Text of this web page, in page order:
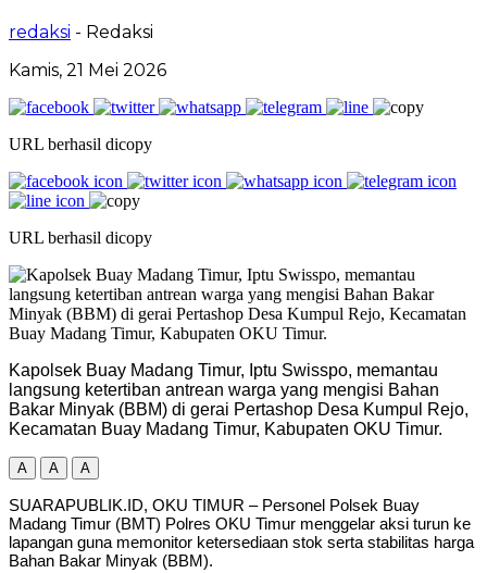
redaksi - Redaksi
Kamis, 21 Mei 2026
URL berhasil dicopy
URL berhasil dicopy
Kapolsek Buay Madang Timur, Iptu Swisspo, memantau
langsung ketertiban antrean warga yang mengisi Bahan
Bakar Minyak (BBM) di gerai Pertashop Desa Kumpul Rejo,
Kecamatan Buay Madang Timur, Kabupaten OKU Timur.
A A A
SUARAPUBLIK.ID, OKU TIMUR – Personel Polsek Buay
Madang Timur (BMT) Polres OKU Timur menggelar aksi turun ke
lapangan guna memonitor ketersediaan stok serta stabilitas harga
Bahan Bakar Minyak (BBM).